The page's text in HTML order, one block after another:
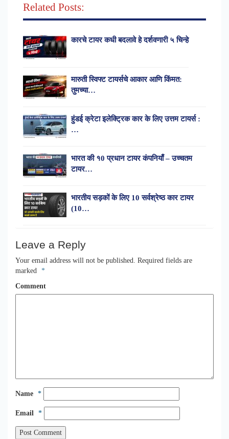
Related Posts:
कारचे टायर कधी बदलावे हे दर्शवणारी ५ चिन्हे
मारुती स्विफ्ट टायर्सचे आकार आणि किंमत:
तुमच्या…
हुंडई क्रेटा इलेक्ट्रिक कार के लिए उत्तम टायर्स :
…
भारत की १0 प्रधान टायर कंपनियाँ – उच्चतम
टायर…
भारतीय सड़कों के लिए 10 सर्वश्रेष्ठ कार टायर
(10…
Leave a Reply
Your email address will not be published. Required fields are
marked
*
Comment
Name *
Email *